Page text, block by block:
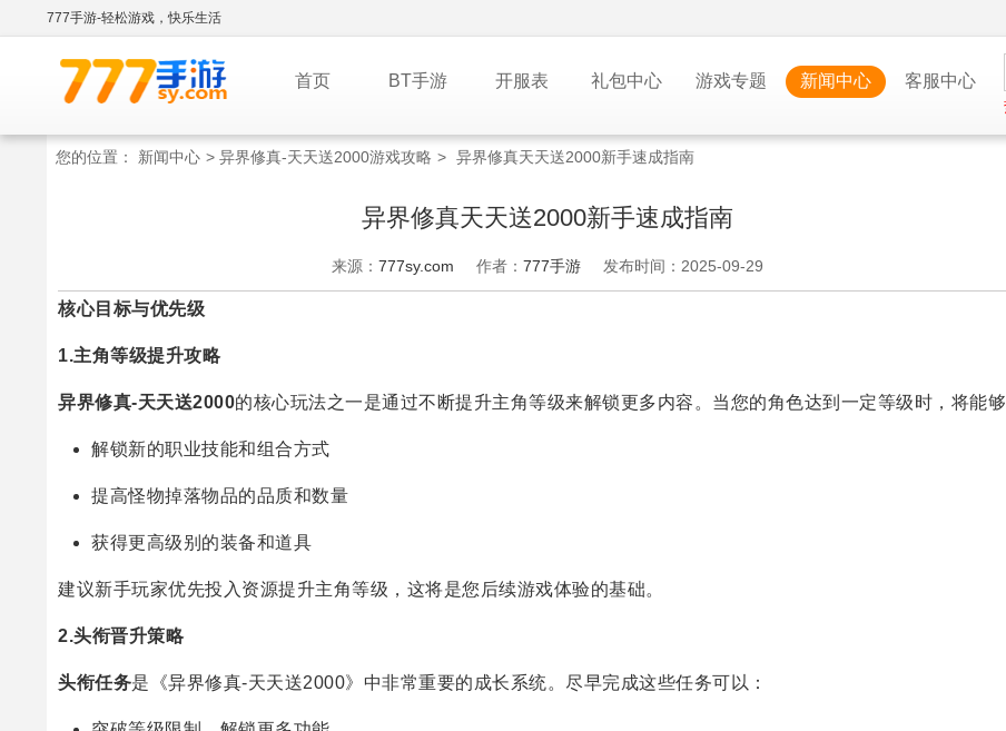
777手游-轻松游戏，快乐生活
首页 BT手游 开服表 礼包中心 游戏专题 新闻中心 客服中心
您的位置： 新闻中心 > 异界修真-天天送2000游戏攻略 > 异界修真天天送2000新手速成指南
异界修真天天送2000新手速成指南
来源： 777sy.com 作者： 777手游 发布时间：2025-09-29
核心目标与优先级
1.主角等级提升攻略
异界修真-天天送2000的核心玩法之一是通过不断提升主角等级来解锁更多内容。当您的角色达到一定等级时，将能够
解锁新的职业技能和组合方式
提高怪物掉落物品的品质和数量
获得更高级别的装备和道具
建议新手玩家优先投入资源提升主角等级，这将是您后续游戏体验的基础。
2.头衔晋升策略
头衔任务是《异界修真-天天送2000》中非常重要的成长系统。尽早完成这些任务可以：